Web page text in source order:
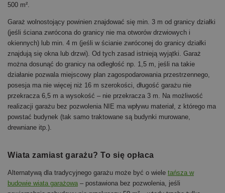
500 m².
Garaż wolnostojący powinien znajdować się min. 3 m od granicy działki
(jeśli ściana zwrócona do granicy nie ma otworów drzwiowych i
okiennych) lub min. 4 m (jeśli w ścianie zwróconej do granicy działki
znajdują się okna lub drzwi). Od tych zasad istnieją wyjątki. Garaż
można dosunąć do granicy na odległość np. 1,5 m, jeśli na takie
działanie pozwala miejscowy plan zagospodarowania przestrzennego,
posesja ma nie więcej niż 16 m szerokości, długość garażu nie
przekracza 6,5 m a wysokość – nie przekracza 3 m. Na możliwość
realizacji garażu bez pozwolenia NIE ma wpływu materiał, z którego ma
powstać budynek (tak samo traktowane są budynki murowane,
drewniane itp.).
Wiata zamiast garażu? To się opłaca
Alternatywą dla tradycyjnego garażu może być o wiele tańsza w
budowie wiata garażowa – postawiona bez pozwolenia, jeśli